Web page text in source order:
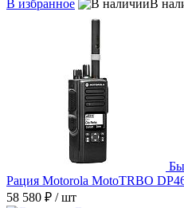
В избранное В
Рация Motorola MotoTRBO
58 580 ₽ / шт